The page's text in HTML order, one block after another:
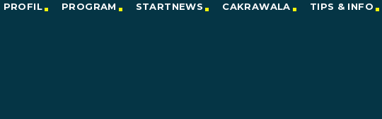
PROFIL PROGRAM STARTNEWS CAKRAWALA TIPS & INFO